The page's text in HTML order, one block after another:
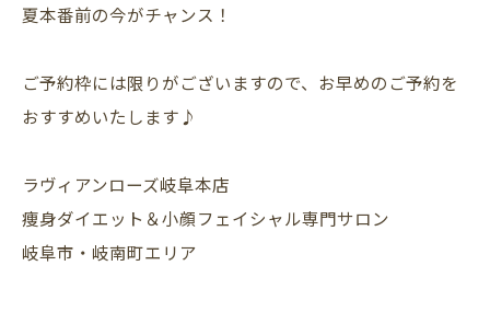
夏本番前の今がチャンス！
ご予約枠には限りがございますので、お早めのご予約を
おすすめいたします♪
ラヴィアンローズ岐阜本店
痩身ダイエット＆小顔フェイシャル専門サロン
岐阜市・岐南町エリア